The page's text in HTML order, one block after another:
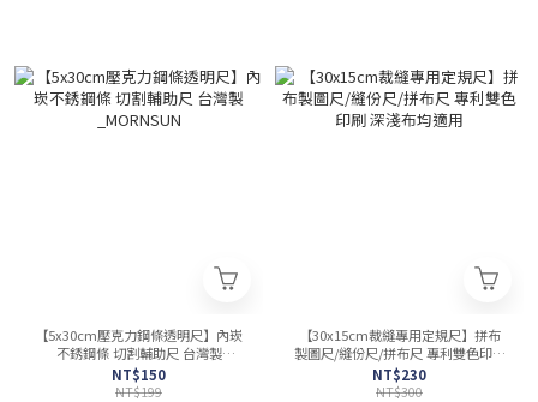
【5x30cm壓克力鋼條透明尺】內崁
不銹鋼條 切割輔助尺 台灣製
_MORNSUN
NT$150
NT$199
【30x15cm裁縫專用定規尺】拼布
製圖尺/縫份尺/拼布尺 專利雙色印刷
深淺布均適用
NT$230
NT$300